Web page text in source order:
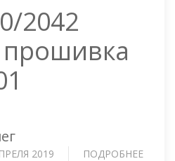
2042
прошивка
2019 ПОДРОБНЕЕ